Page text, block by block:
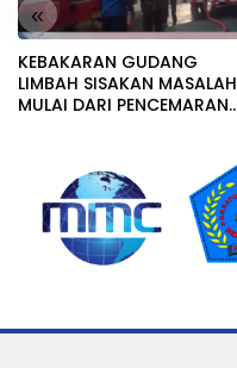
«
KEBAKARAN GUDANG
LIMBAH SISAKAN MASALAH
MULAI DARI PENCEMARAN
IZIN LINGKUNGAN